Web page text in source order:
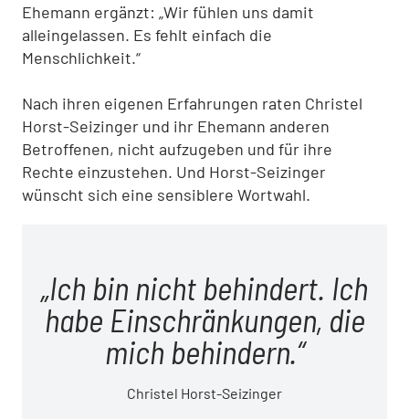
Ehemann ergänzt: „Wir fühlen uns damit
alleingelassen. Es fehlt einfach die
Menschlichkeit.“
Nach ihren eigenen Erfahrungen raten Christel
Horst-Seizinger und ihr Ehemann anderen
Betroffenen, nicht aufzugeben und für ihre
Rechte einzustehen. Und Horst-Seizinger
wünscht sich eine sensiblere Wortwahl.
Ich bin nicht behindert. Ich
habe Einschränkungen, die
mich behindern.
Christel Horst-Seizinger